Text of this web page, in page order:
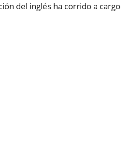
del inglés ha corrido a cargo